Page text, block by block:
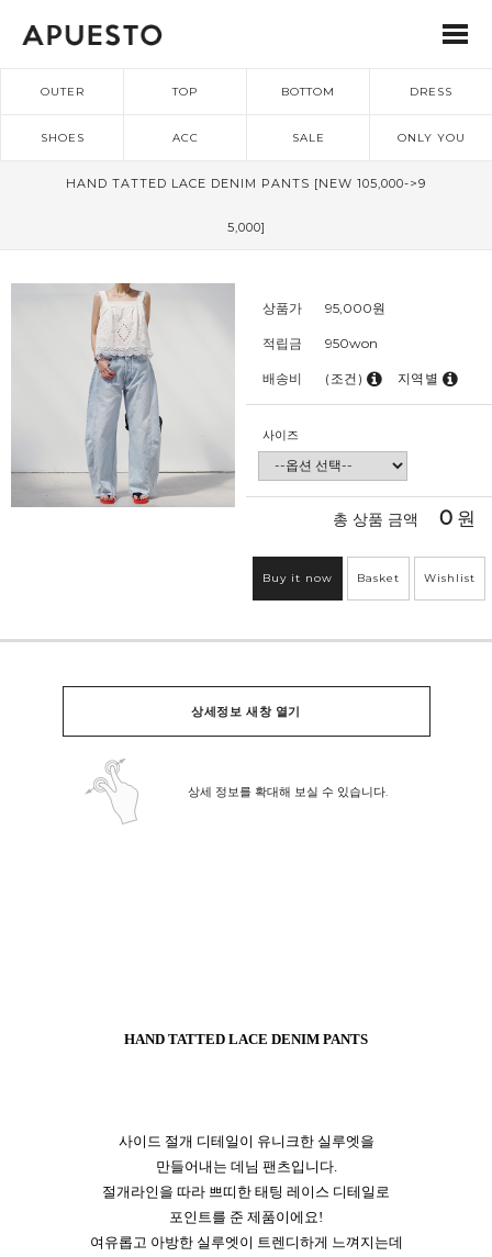
OUTER TOP BOTTOM DRESS
SHOES ACC SALE ONLY YOU
HAND TATTED LACE DENIM PANTS [NEW 105,000->9
5,000]
상품가 95,000원
적립금 950won
배송비 (조건) 지역별
사이즈
총 상품 금액 0 원
Buy it now Basket Wishlist
상세정보 새창 열기
상세 정보를 확대해 보실 수 있습니다.
HAND TATTED LACE DENIM PANTS
사이드 절개 디테일이 유니크한 실루엣을
만들어내는 데님 팬츠입니다.
절개라인을 따라 쁘띠한 태팅 레이스 디테일로
포인트를 준 제품이에요!
여유롭고 아방한 실루엣이 트렌디하게 느껴지는데